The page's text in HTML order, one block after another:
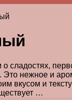
сладостях,
Это нежное и
вкусом и
…